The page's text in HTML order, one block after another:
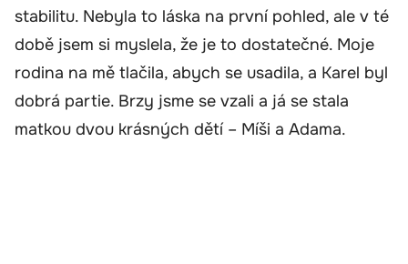
stabilitu. Nebyla to láska na první pohled, ale v té
době jsem si myslela, že je to dostatečné. Moje
rodina na mě tlačila, abych se usadila, a Karel byl
dobrá partie. Brzy jsme se vzali a já se stala
matkou dvou krásných dětí – Míši a Adama.